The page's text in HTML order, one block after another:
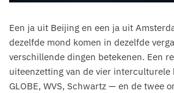
Een ja uit Beijing en een ja uit
dezelfde mond komen in dezelfde
verschillende dingen betekenen. Een
uiteenzetting van de vier interculturele
GLOBE, WVS, Schwartz — en de twee